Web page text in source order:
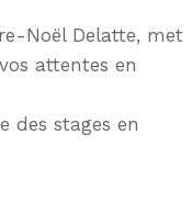
Noël Delatte, met
attentes en
des stages en